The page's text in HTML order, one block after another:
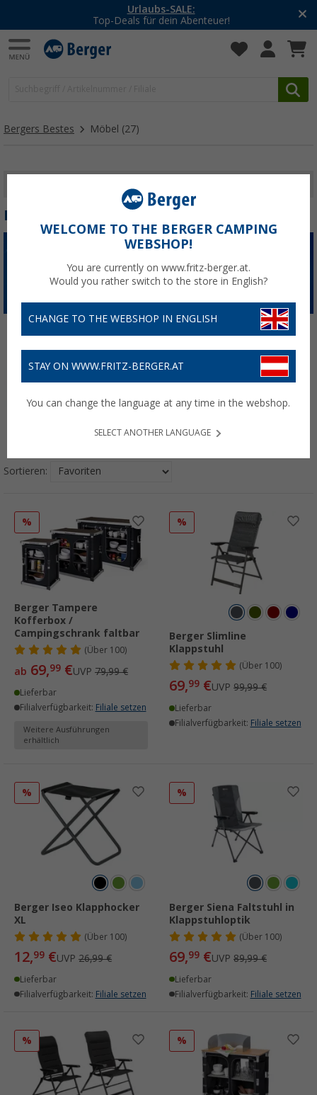
Urlaubs-SALE:
Top-Deals für dein Abenteuer!
Bergers Bestes Möbel (27)
MÖBEL
Fahrzeug
Sortieren:
%
Berger Tampere
Kofferbox /
Campingschrank faltbar
(Über100)
ab 69,99 €UVP 79,99 €
Lieferbar
Filialverfügbarkeit: Filiale setzen
Weitere Ausführungen
erhältlich
%
Berger Slimline
Klappstuhl
(Über100)
69,99 €UVP 99,99 €
Lieferbar
Filialverfügbarkeit: Filiale setzen
%
Berger Iseo Klapphocker
XL
(Über100)
12,99 €UVP 26,99 €
Lieferbar
Filialverfügbarkeit: Filiale setzen
%
Berger Siena Faltstuhl in
Klappstuhloptik
(Über100)
69,99 €UVP 89,99 €
Lieferbar
Filialverfügbarkeit: Filiale setzen
% %
WELCOME TO THE BERGER CAMPING
WEBSHOP!
You are currently on www.fritz-berger.at.
Would you rather switch to the store in English?
CHANGE TO THE WEBSHOP IN ENGLISH
STAY ON WWW.FRITZ-BERGER.AT
You can change the language at any time in the webshop.
SELECT ANOTHER LANGUAGE